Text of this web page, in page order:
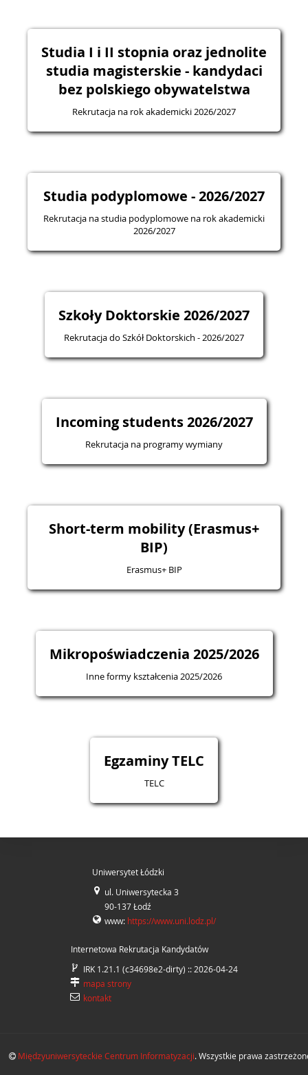
Studia I i II stopnia oraz jednolite
studia magisterskie - kandydaci
bez polskiego obywatelstwa
Rekrutacja na rok akademicki 2026/2027
Studia podyplomowe - 2026/2027
Rekrutacja na studia podyplomowe na rok akademicki
2026/2027
Szkoły Doktorskie 2026/2027
Rekrutacja do Szkół Doktorskich - 2026/2027
Incoming students 2026/2027
Rekrutacja na programy wymiany
Short-term mobility (Erasmus+
BIP)
Erasmus+ BIP
Mikropoświadczenia 2025/2026
Inne formy kształcenia 2025/2026
Egzaminy TELC
TELC
Uniwersytet Łódzki
ul. Uniwersytecka 3
90-137 Łodź
www: https://www.uni.lodz.pl/
Internetowa Rekrutacja Kandydatów
IRK 1.21.1 (c34698e2-dirty) :: 2026-04-24
mapa strony
kontakt
Międzyuniwersyteckie Centrum Informatyzacji. Wszystkie prawa